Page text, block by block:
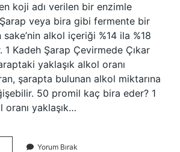
koji adı verilen bir enzimle
veya bira gibi fermente bir
alkol içeriği %14 ila %18
1 Kadeh Şarap Çevirmede Çıkar
yaklaşık alkol oranı
şarapta bulunan alkol miktarına
50 promil kaç bira eder? 1
oranı yaklaşık…
Yorum Bırak